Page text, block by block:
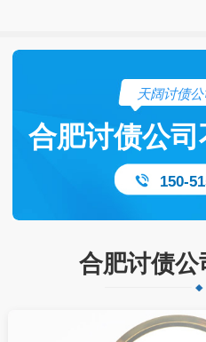
天阔讨债
合肥讨债公
150-
合肥讨债